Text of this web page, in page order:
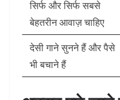
सिर्फ और सिर्फ सबसे
बेहतरीन आवाज़ चाहिए
देसी गाने सुनने हैं और पैसे
भी बचाने हैं